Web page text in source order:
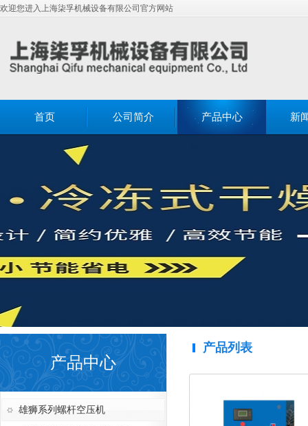
欢迎您进入上海柒孚机械设备有限公司官方网站
首页 公司简介 产品中心 新
产品中心
雄狮系列螺杆空压机
产品列表